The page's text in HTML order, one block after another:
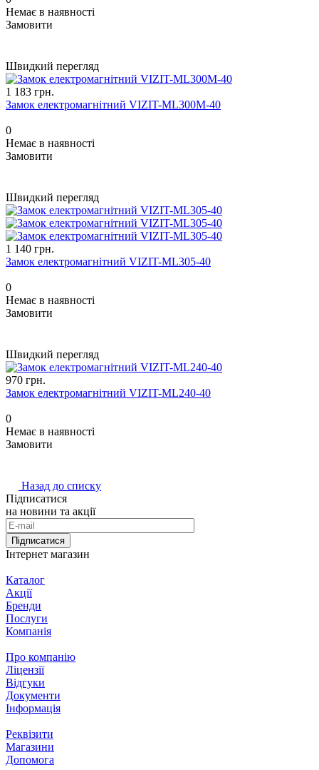
Немає в наявності
Замовити
Швидкий перегляд
1 183 грн.
Замок електромагнітний VIZIT-ML300M-40
0
Немає в наявності
Замовити
Швидкий перегляд
1 140 грн.
Замок електромагнітний VIZIT-ML305-40
0
Немає в наявності
Замовити
Швидкий перегляд
970 грн.
Замок електромагнітний VIZIT-ML240-40
0
Немає в наявності
Замовити
Назад до списку
Підписатися
на новини та акції
Підписатися
Інтернет магазин
Каталог
Акції
Бренди
Послуги
Компанія
Про компанію
Ліцензії
Відгуки
Документи
Інформація
Реквізити
Магазини
Допомога